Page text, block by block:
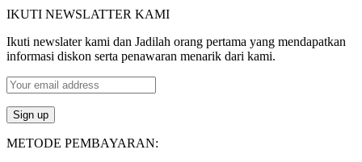
IKUTI NEWSLATTER KAMI
Ikuti newslater kami dan Jadilah orang pertama yang mendapatkan
informasi diskon serta penawaran menarik dari kami.
METODE PEMBAYARAN: